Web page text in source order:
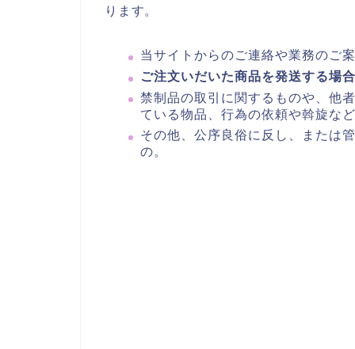
ります。
当サイトからのご連絡や業務のご
ご注文いだいた商品を発送する場合
禁制品の取引に関するものや、他
ている物品、行為の依頼や斡旋な
その他、公序良俗に反し、または
の。